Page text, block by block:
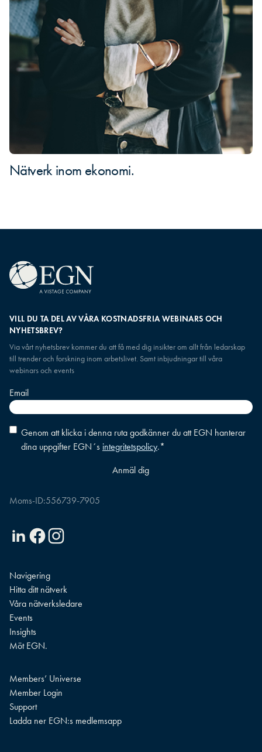
Nätverk inom ekonomi.
VILL DU TA DEL AV VÅRA KOSTNADSFRIA WEBINARS OCH
NYHETSBREV?
Via vårt nyhetsbrev kommer du att få med dig insikter om allt från ledarskap
till trender och forskning inom arbetslivet. Samt inbjudningar till våra
webinars och events
Email
Consent *
Genom att klicka i denna ruta godkänner du att EGN hanterar
dina uppgifter EGN´s integritetspolicy.*
Moms-ID:556739-7905
LinkedinFacebookInstagram
Navigering
Hitta ditt nätverk
Våra nätverksledare
Events
Insights
Möt EGN.
Members’ Universe
Member Login
Support
Ladda ner EGN:s medlemsapp